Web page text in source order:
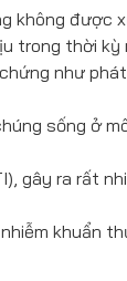
không được
trong thời kỳ
như
sống ở
gây ra rất
khuẩn